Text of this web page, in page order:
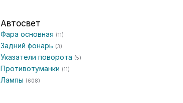
Автосвет
Фара основная (11)
Задний фонарь (3)
Указатели поворота (5)
Противотуманки (11)
Лампы (608)